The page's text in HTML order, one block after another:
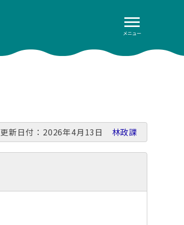
メニュー
更新日付：2026年4月13日 林政課